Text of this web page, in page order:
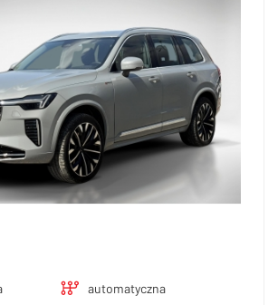
automatyczna